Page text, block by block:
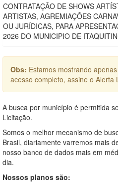
CONTRATAÇÃO DE SHOWS
ARTISTAS, AGREMIAÇÕES
OU JURÍDICAS, PARA
2026 DO MUNICIPIO DE
Obs: Estamos mostrando
acesso completo, assine o Alerta
A busca por município é permitida
Licitação.
Somos o melhor mecanismo de
Brasil, diariamente varremos mais
nosso banco de dados mais em
dia.
Nossos planos são: